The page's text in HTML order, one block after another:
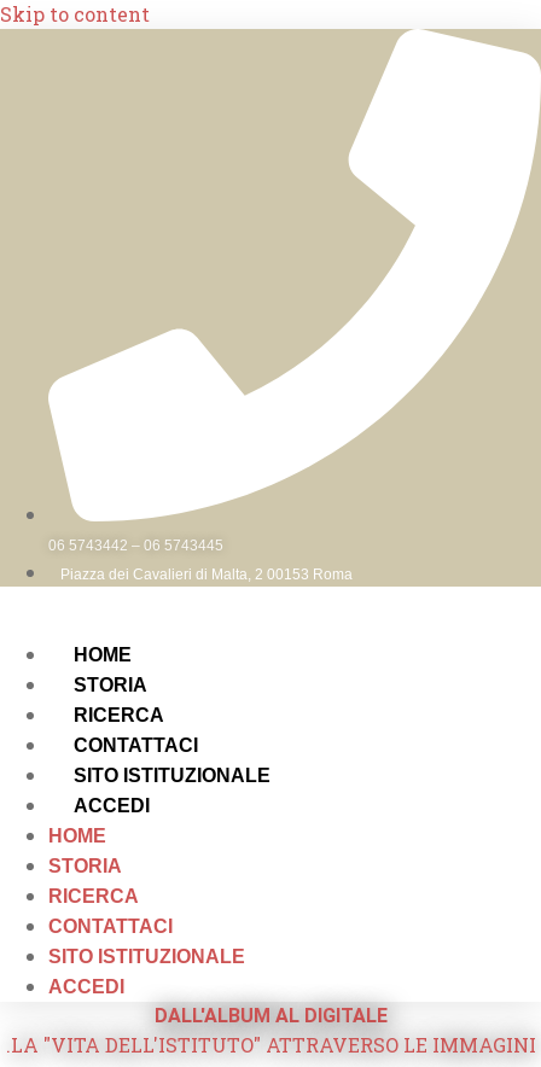
Skip to content
06 5743442 – 06 5743445
Piazza dei Cavalieri di Malta, 2 00153 Roma
HOME
STORIA
RICERCA
CONTATTACI
SITO ISTITUZIONALE
ACCEDI
HOME
STORIA
RICERCA
CONTATTACI
SITO ISTITUZIONALE
ACCEDI
DALL'ALBUM AL DIGITALE
.LA "VITA DELL'ISTITUTO" ATTRAVERSO LE IMMAGINI